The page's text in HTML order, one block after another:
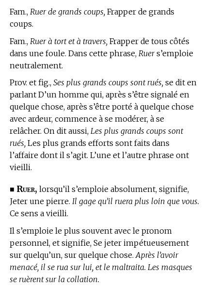
Fam., Ruer de grands coups, Frapper de grands
coups.
Fam., Ruer à tort et à travers, Frapper de tous côtés
dans une foule. Dans cette phrase, Ruers’emploie
neutralement.
Prov. et fig., Ses plus grands coups sont rués, se dit en
parlant D’un homme qui, après s’être signalé en
quelque chose, après s’être porté à quelque chose
avec ardeur, commence à se modérer, à se
relâcher. On dit aussi, Les plus grands coups sont
rués, Les plus grands efforts sont faits dans
l’affaire dont il s’agit. L’une et l’autre phrase ont
vieilli.
■ Ruer, lorsqu’il s’emploie absolument, signifie,
Jeter une pierre. Il gage qu’il ruera plus loin que vous.
Ce sens a vieilli.
Il s’emploie le plus souvent avec le pronom
personnel, et signifie, Se jeter impétueusement
sur quelqu’un, sur quelque chose. Après l’avoir
menacé, il se rua sur lui, et le maltraita. Les masques
se ruèrent sur la collation.